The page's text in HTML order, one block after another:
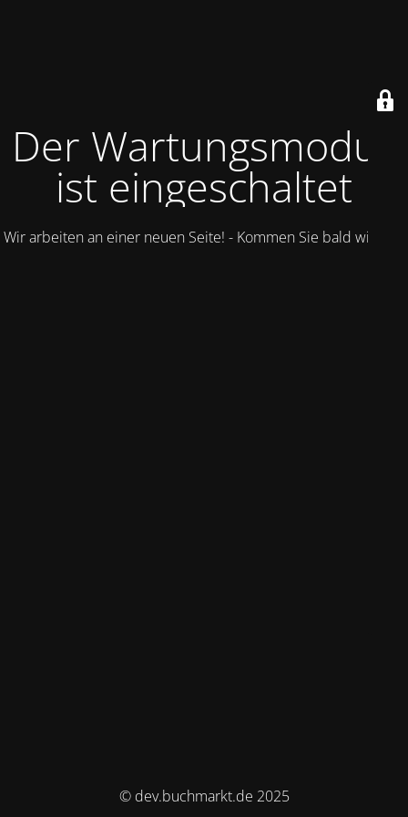
Der Wartungsmodus
ist eingeschaltet
Wir arbeiten an einer neuen Seite! - Kommen Sie bald wieder.
© dev.buchmarkt.de 2025